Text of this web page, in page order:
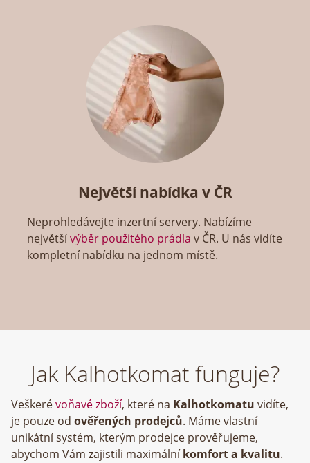
Největší nabídka v ČR
Neprohledávejte inzertní servery. Nabízíme
největšívýběr použitého prádla v ČR. U nás vidíte
kompletní nabídku na jednom místě.
Jak Kalhotkomat funguje?
Veškerévoňavé zboží, které na Kalhotkomatu vidíte,
je pouze od ověřených prodejců. Máme vlastní
unikátní systém, kterým prodejce prověřujeme,
abychom Vám zajistili maximálníkomfort a kvalitu.